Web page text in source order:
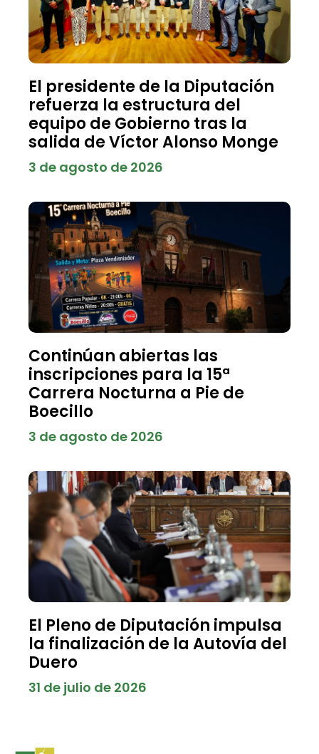
El presidente de la Diputación
refuerza la estructura del
equipo de Gobierno tras la
salida de Víctor Alonso Monge
3 de agosto de 2026
Continúan abiertas las
inscripciones para la 15ª
Carrera Nocturna a Pie de
Boecillo
3 de agosto de 2026
El Pleno de Diputación impulsa
la finalización de la Autovía del
Duero
31 de julio de 2026